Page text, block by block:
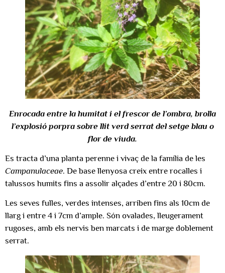
Enrocada entre la humitat i el frescor de l’ombra, brolla
l’explosió porpra sobre llit verd serrat del setge blau o
flor de viuda.
Es tracta d’una planta perenne i vivaç de la família de les
Campanulaceae. De base llenyosa creix entre rocalles i
talussos humits fins a assolir alçades d’entre 20 i 80cm.
Les seves fulles, verdes intenses, arriben fins als 10cm de
llarg i entre 4 i 7cm d’ample. Són ovalades, lleugerament
rugoses, amb els nervis ben marcats i de marge doblement
serrat.